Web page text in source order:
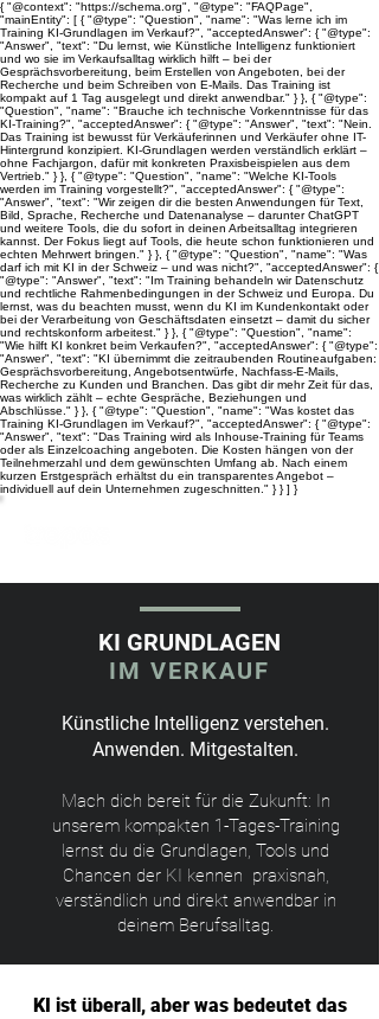
{ "@context": "https://schema.org", "@type": "FAQPage",
"mainEntity": [ { "@type": "Question", "name": "Was lerne ich im
Training KI-Grundlagen im Verkauf?", "acceptedAnswer": { "@type":
"Answer", "text": "Du lernst, wie Künstliche Intelligenz funktioniert
und wo sie im Verkaufsalltag wirklich hilft – bei der
Gesprächsvorbereitung, beim Erstellen von Angeboten, bei der
Recherche und beim Schreiben von E-Mails. Das Training ist
kompakt auf 1 Tag ausgelegt und direkt anwendbar." } }, { "@type":
"Question", "name": "Brauche ich technische Vorkenntnisse für das
KI-Training?", "acceptedAnswer": { "@type": "Answer", "text": "Nein.
Das Training ist bewusst für Verkäuferinnen und Verkäufer ohne IT-
Hintergrund konzipiert. KI-Grundlagen werden verständlich erklärt –
ohne Fachjargon, dafür mit konkreten Praxisbeispielen aus dem
Vertrieb." } }, { "@type": "Question", "name": "Welche KI-Tools
werden im Training vorgestellt?", "acceptedAnswer": { "@type":
"Answer", "text": "Wir zeigen dir die besten Anwendungen für Text,
Bild, Sprache, Recherche und Datenanalyse – darunter ChatGPT
und weitere Tools, die du sofort in deinen Arbeitsalltag integrieren
kannst. Der Fokus liegt auf Tools, die heute schon funktionieren und
echten Mehrwert bringen." } }, { "@type": "Question", "name": "Was
darf ich mit KI in der Schweiz – und was nicht?", "acceptedAnswer": {
"@type": "Answer", "text": "Im Training behandeln wir Datenschutz
und rechtliche Rahmenbedingungen in der Schweiz und Europa. Du
lernst, was du beachten musst, wenn du KI im Kundenkontakt oder
bei der Verarbeitung von Geschäftsdaten einsetzt – damit du sicher
und rechtskonform arbeitest." } }, { "@type": "Question", "name":
"Wie hilft KI konkret beim Verkaufen?", "acceptedAnswer": { "@type":
"Answer", "text": "KI übernimmt die zeitraubenden Routineaufgaben:
Gesprächsvorbereitung, Angebotsentwürfe, Nachfass-E-Mails,
Recherche zu Kunden und Branchen. Das gibt dir mehr Zeit für das,
was wirklich zählt – echte Gespräche, Beziehungen und
Abschlüsse." } }, { "@type": "Question", "name": "Was kostet das
Training KI-Grundlagen im Verkauf?", "acceptedAnswer": { "@type":
"Answer", "text": "Das Training wird als Inhouse-Training für Teams
oder als Einzelcoaching angeboten. Die Kosten hängen von der
Teilnehmerzahl und dem gewünschten Umfang ab. Nach einem
kurzen Erstgespräch erhältst du ein transparentes Angebot –
individuell auf dein Unternehmen zugeschnitten." } } ] }
KI GRUNDLAGEN
IM VERKAUF
Künstliche Intelligenz verstehen.
Anwenden. Mitgestalten.
Mach dich bereit für die Zukunft: In
unserem kompakten 1-Tages-Training
lernst du die Grundlagen, Tools und
Chancen der KI kennen praxisnah,
verständlich und direkt anwendbar in
deinem Berufsalltag.
KI ist überall, aber was bedeutet das